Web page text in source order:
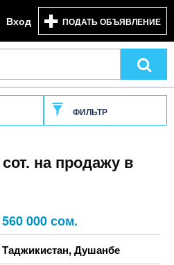
Вход ПОДАТЬ ОБЪЯВЛЕНИЕ
ФИЛЬТР
на продажу в
560 000 сом.
Таджикистан,Душанбе